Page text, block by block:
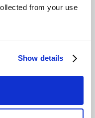
from your use
Show details
läuft.“
konform, das steht
kommen
Integration und
Hyperscaler."